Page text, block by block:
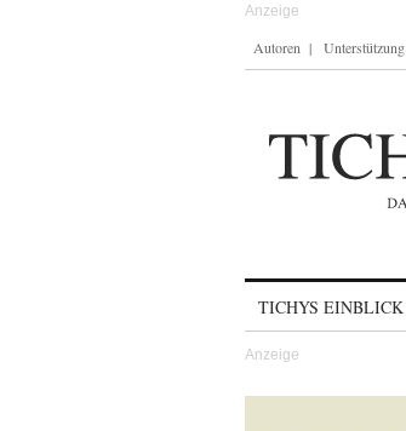
Autoren Unterstützung
TICHYS EINBLICK